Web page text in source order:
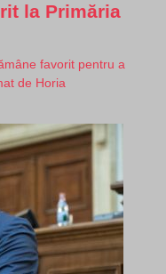
la Primăria
favorit pentru a
de Horia